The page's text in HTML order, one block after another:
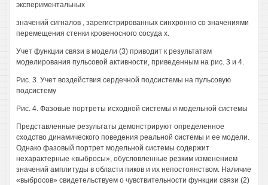
экспериментальных
значений сигналов , зарегистрированных синхронно со значениями
перемещения стенки кровеносного сосуда х.
Учет функции связи в модели (3) приводит к результатам
моделирования пульсовой активности, приведенным на рис. 3 и 4.
Рис. 3. Учет воздействия сердечной подсистемы на пульсовую
подсистему
Рис. 4. Фазовые портреты исходной системы и модельной системы
Представленные результаты демонстрируют определенное
сходство динамического поведения реальной системы и ее модели.
Однако фазовый портрет модельной системы содержит
нехарактерные «выбросы», обусловленные резким изменением
значений амплитуды в области пиков и их непостоянством. Наличие
«выбросов» свидетельствуем о чувствительности функции связи (2)